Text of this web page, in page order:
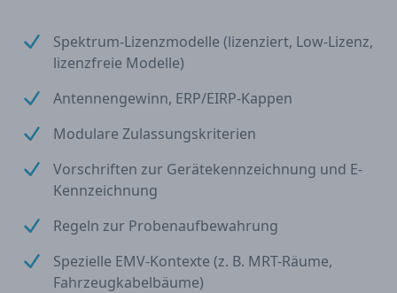
Spektrum-Lizenzmodelle (lizenziert, Low-Lizenz,
lizenzfreie Modelle)
Antennengewinn, ERP/EIRP-Kappen
Modulare Zulassungskriterien
Vorschriften zur Gerätekennzeichnung und E-
Kennzeichnung
Regeln zur Probenaufbewahrung
Spezielle EMV-Kontexte (z. B. MRT-Räume,
Fahrzeugkabelbäume)